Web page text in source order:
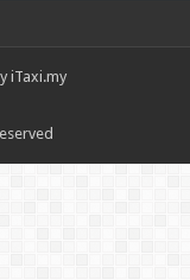
iTaxi.my